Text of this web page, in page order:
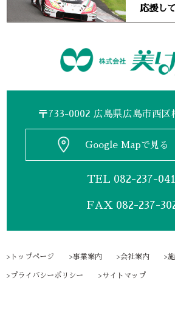
応援し
〒733-0002 広島県広島市西区
Google Mapで見る
TEL 082-237-
FAX 082-237-
トップページ 事業案内 会社案内
プライバシーポリシー サイトマップ